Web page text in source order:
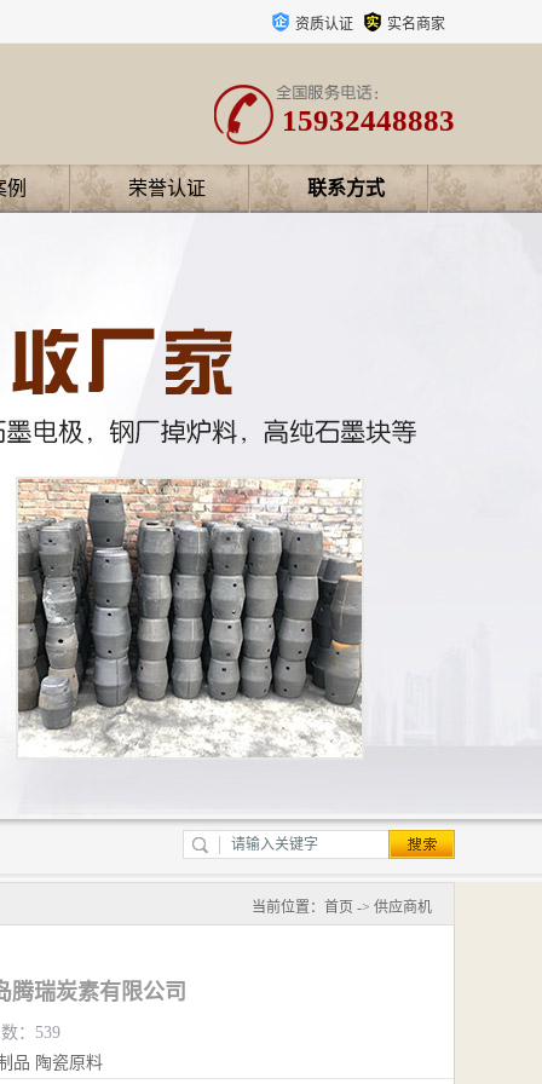
资质认证 实名商家
15932448883
例 荣誉认证 联系方式
当前位置： 首页 -> 供应商机
腾瑞炭素有限公司
：539
品 陶瓷原料